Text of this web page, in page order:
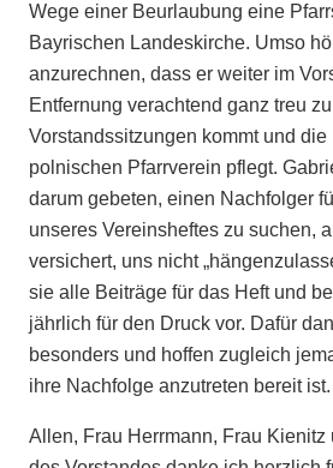
Wege einer Beurlaubung eine
Bayrischen Landeskirche. Umso
anzurechnen, dass er weiter im
Entfernung verachtend ganz treu
Vorstandssitzungen kommt und die
polnischen Pfarrverein pflegt.
darum gebeten, einen Nachfolger
unseres Vereinsheftes zu suchen,
versichert, uns nicht
sie alle Beiträge für das Heft und
jährlich für den Druck vor. Dafür
besonders und hoffen zugleich
ihre Nachfolge anzutreten bereit ist.
Allen, Frau Herrmann, Frau Kienitz